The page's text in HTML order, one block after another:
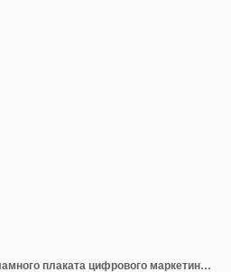
Дизайн шаблона рекламного плаката цифрового маркетингового агентства